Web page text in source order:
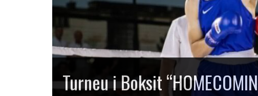
Kosova shkëlqen në
“Mustafa Hajrulahović –